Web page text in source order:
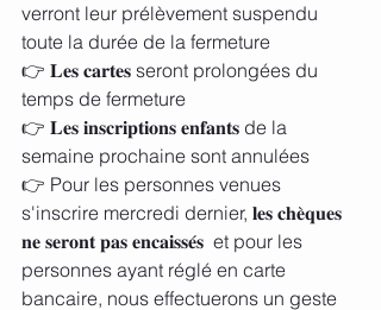
verront leur prélèvement suspendu
toute la durée de la fermeture
👉 𝐋𝐞𝐬 𝐜𝐚𝐫𝐭𝐞𝐬 seront prolongées du
temps de fermeture
👉 𝐋𝐞𝐬 𝐢𝐧𝐬𝐜𝐫𝐢𝐩𝐭𝐢𝐨𝐧𝐬 𝐞𝐧𝐟𝐚𝐧𝐭𝐬 de la
semaine prochaine sont annulées
👉 Pour les personnes venues
s'inscrire mercredi dernier, 𝐥𝐞𝐬 𝐜𝐡𝐞̀𝐪𝐮𝐞𝐬
𝐧𝐞 𝐬𝐞𝐫𝐨𝐧𝐭 𝐩𝐚𝐬 𝐞𝐧𝐜𝐚𝐢𝐬𝐬𝐞́𝐬  et pour les
personnes ayant réglé en carte
bancaire, nous effectuerons un geste